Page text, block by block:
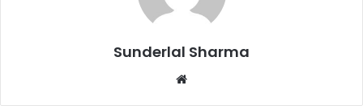
Sunderlal Sharma
Website